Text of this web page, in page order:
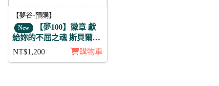
【夢谷-預購】
New 【夢100】徽章 獻
給妳的不屈之魂 斯貝爾維
亞 11入
NT$1,200 購物車